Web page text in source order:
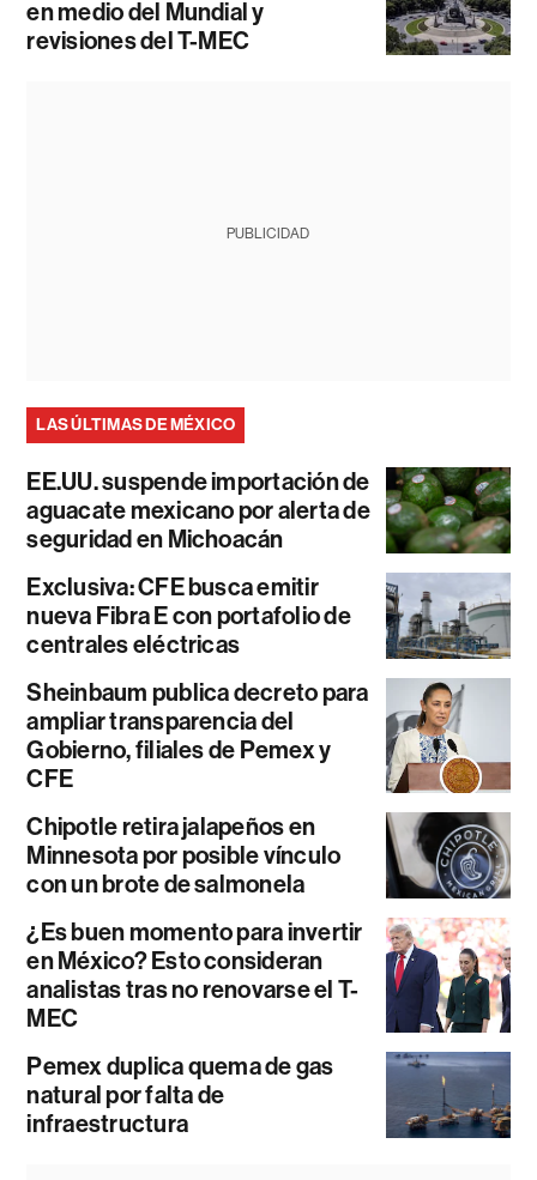
en medio del Mundial y
revisiones del T-MEC
PUBLICIDAD
LAS ÚLTIMAS DE MÉXICO
EE.UU. suspende importación de
aguacate mexicano por alerta de
seguridad en Michoacán
Exclusiva: CFE busca emitir
nueva Fibra E con portafolio de
centrales eléctricas
Sheinbaum publica decreto para
ampliar transparencia del
Gobierno, filiales de Pemex y
CFE
Chipotle retira jalapeños en
Minnesota por posible vínculo
con un brote de salmonela
¿Es buen momento para invertir
en México? Esto consideran
analistas tras no renovarse el T-
MEC
Pemex duplica quema de gas
natural por falta de
infraestructura